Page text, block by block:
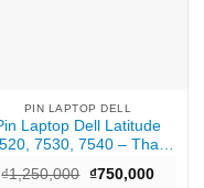
PIN LAPTOP DELL
Laptop Dell Latitude
7530, 7540 – Thay
₫1,250,000 Giá
₫750,000Giá